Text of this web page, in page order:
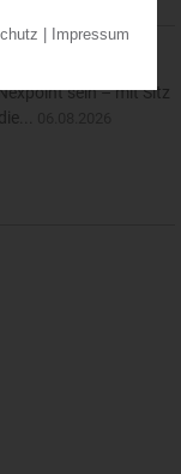
sein – mit Sitz